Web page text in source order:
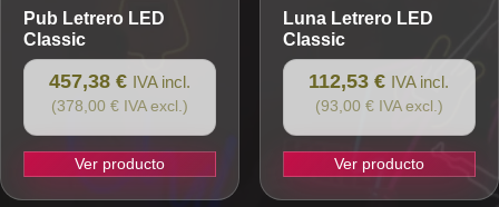
página
de
producto
Pub Letrero LED
Classic
457,38 € IVA incl.
(378,00 € IVA excl.)
Ver producto
LunaLetrero LED
Classic
112,53 € IVA incl.
(93,00 € IVA excl.)
Ver producto